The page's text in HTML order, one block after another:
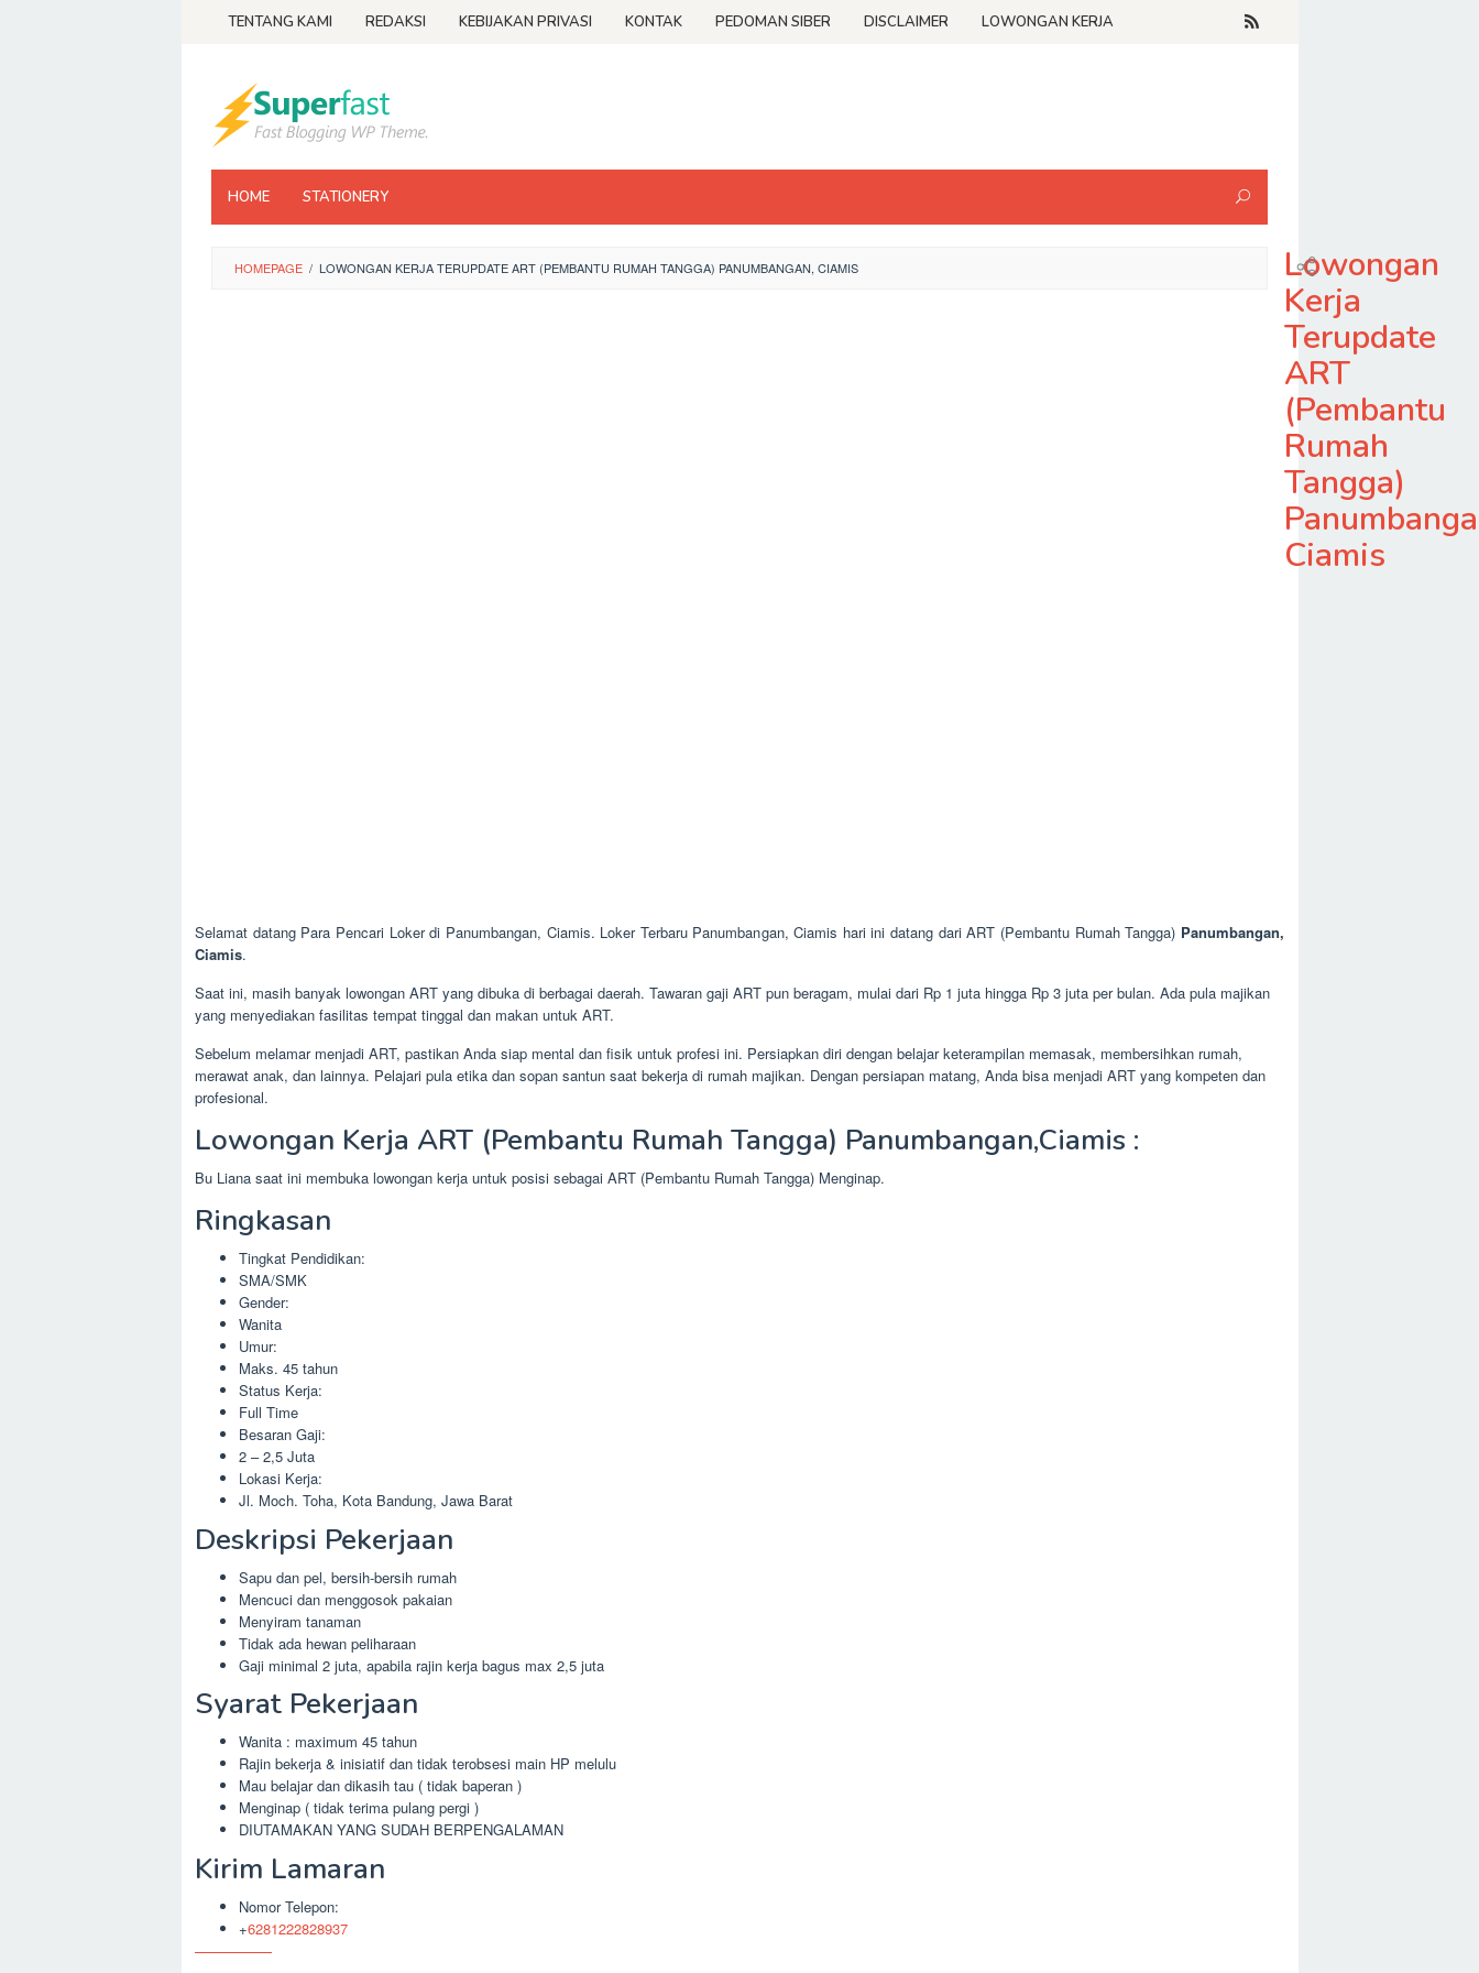
TENTANG KAMI REDAKSI KEBIJAKAN PRIVASI KONTAK PEDOMAN SIBER DISCLAIMER LOWONGAN KERJA
HOME STATIONERY
HOMEPAGE / LOWONGAN KERJA TERUPDATE ART (PEMBANTU RUMAH TANGGA) PANUMBANGAN, CIAMIS
Lowongan
Kerja
Terupdate
ART
(Pembantu
Rumah
Tangga)
Ciamis
Selamat datang Para Pencari Loker di Panumbangan, Ciamis. Loker Terbaru Panumbangan, Ciamis hari ini datang dari ART (Pembantu Rumah Tangga) Panumbangan,
Ciamis.
Saat ini, masih banyak lowongan ART yang dibuka di berbagai daerah. Tawaran gaji ART pun beragam, mulai dari Rp 1 juta hingga Rp 3 juta per bulan. Ada pula majikan
yang menyediakan fasilitas tempat tinggal dan makan untuk ART.
Sebelum melamar menjadi ART, pastikan Anda siap mental dan fisik untuk profesi ini. Persiapkan diri dengan belajar keterampilan memasak, membersihkan rumah,
merawat anak, dan lainnya. Pelajari pula etika dan sopan santun saat bekerja di rumah majikan. Dengan persiapan matang, Anda bisa menjadi ART yang kompeten dan
profesional.
Lowongan Kerja ART (Pembantu Rumah Tangga) Panumbangan,Ciamis :
Bu Liana saat ini membuka lowongan kerja untuk posisi sebagai ART (Pembantu Rumah Tangga) Menginap.
Ringkasan
Tingkat Pendidikan:
SMA/SMK
Gender:
Wanita
Umur:
Maks. 45 tahun
Status Kerja:
Full Time
Besaran Gaji:
2 – 2,5 Juta
Lokasi Kerja:
Jl. Moch. Toha, Kota Bandung, Jawa Barat
Deskripsi Pekerjaan
Sapu dan pel, bersih-bersih rumah
Mencuci dan menggosok pakaian
Menyiram tanaman
Tidak ada hewan peliharaan
Gaji minimal 2 juta, apabila rajin kerja bagus max 2,5 juta
Syarat Pekerjaan
Wanita : maximum 45 tahun
Rajin bekerja & inisiatif dan tidak terobsesi main HP melulu
Mau belajar dan dikasih tau ( tidak baperan )
Menginap ( tidak terima pulang pergi )
DIUTAMAKAN YANG SUDAH BERPENGALAMAN
Kirim Lamaran
Nomor Telepon:
+6281222828937